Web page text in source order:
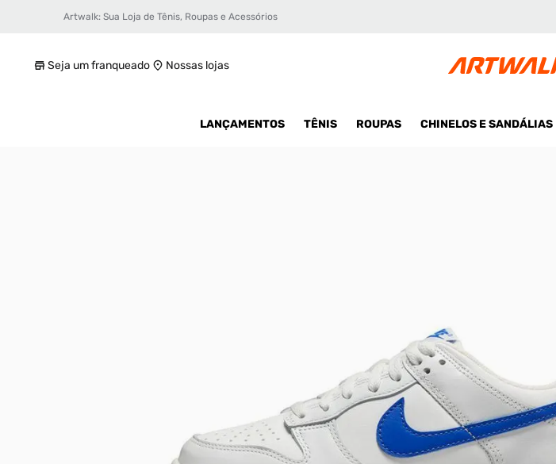
Artwalk: Sua Loja de Tênis, Roupas e Acessórios
Seja um franqueado Nossas lojas
LANÇAMENTOS TÊNIS ROUPAS CHINELOS E SANDÁLIAS
Tênis Nike Dunk Low GS Infantil